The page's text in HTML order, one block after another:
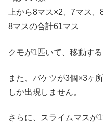
上から8マス×2、7マス
8マスの合計61マス
クモが1匹いて、移動す
また、バケツが3個×3ヶ
しか出現しません。
さらに、スライムマスが